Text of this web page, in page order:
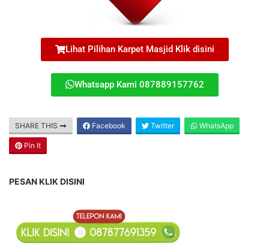
Lihat Pilihan Karpet Masjid Klik disini
Whatsapp Kami 087889157762
SHARE THIS Facebook Twitter WhatsApp
Pin It
PESAN KLIK DISINI